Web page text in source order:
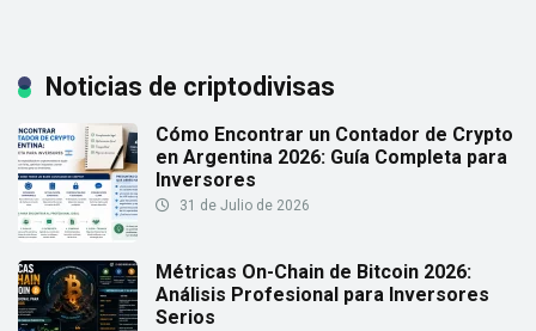
Noticias de criptodivisas
Cómo Encontrar un Contador de Crypto
en Argentina 2026: Guía Completa para
Inversores
31 de Julio de 2026
Métricas On-Chain de Bitcoin 2026:
Análisis Profesional para Inversores
Serios